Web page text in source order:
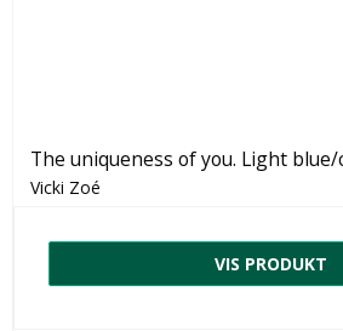
The uniqueness of you. Light blue/
Vicki Zoé
VIS PRODUKT